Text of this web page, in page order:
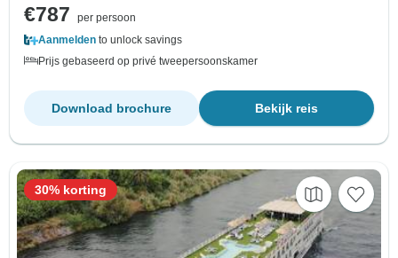
€787
per persoon
Aanmelden to unlock savings
Prijs gebaseerd op privé tweepersoonskamer
Bekijk reis
Download brochure
30% korting